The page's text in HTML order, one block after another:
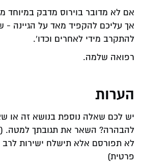
אם לא מדובר בוירוס מדבק במיוחד
אך עליכם להקפיד מאד על הגיינה -
להתקרב מידי לאחרים וכדו'.
רפואה שלמה.
הערות
יש לכם שאלה נוספת בנושא זה או
להבהרה? השאר את תגובתך למטה.
לא תפורסם אלא תישלח ישירות לרב
פרטית)